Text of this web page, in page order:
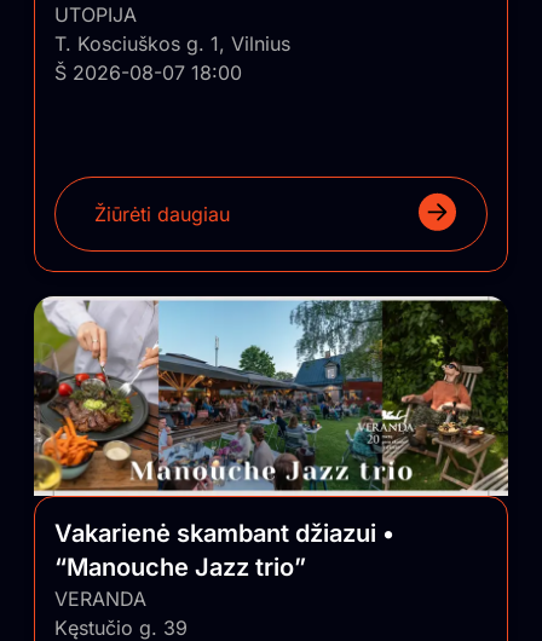
UTOPIJA
T. Kosciuškos g. 1, Vilnius
Š 2026-08-07 18:00
Žiūrėti daugiau
Vakarienė skambant džiazui •
“Manouche Jazz trio”
VERANDA
Kęstučio g. 39